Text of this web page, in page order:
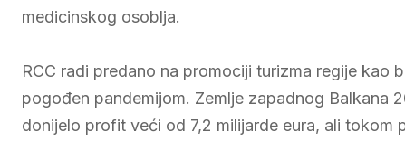
medicinskog osoblja.
RCC radi predano na promociji turizma regije kao
pogođen pandemijom. Zemlje zapadnog Balkana
donijelo profit veći od 7,2 milijarde eura, ali tokom